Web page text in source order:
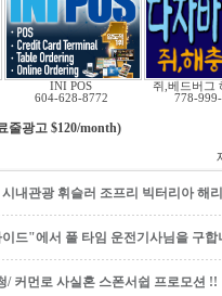
INI POS
604-628-8772
쥐,베드버그
778-
줄광고 $120/month)
시내관광 휘슬러 조프리 빅터리아 해
드"에서 풀 타임 운전기사님을 구합
/ 커먼로 사실혼 스폰서쉽 프로모션 !!